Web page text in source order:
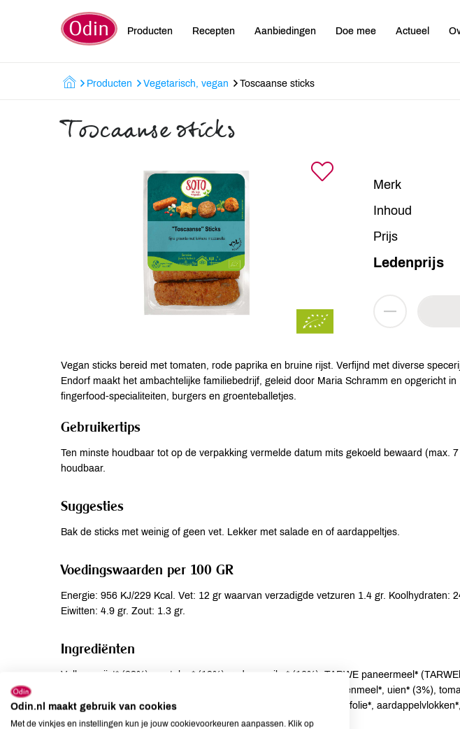
Producten Recepten Aanbiedingen Doe mee Actueel
Producten Vegetarisch, vegan Toscaanse sticks
Toscaanse sticks
Merk
Inhoud
Prijs
Ledenprijs
Vegan sticks bereid met tomaten, rode paprika en bruine rijst. Verfijnd met diverse
Endorf maakt het ambachtelijke familiebedrijf, geleid door Maria Schramm en opgericht
fingerfood-specialiteiten, burgers en groenteballetjes.
Gebruikertips
Ten minste houdbaar tot op de verpakking vermelde datum mits gekoeld bewaard (max.
houdbaar.
Suggesties
Bak de sticks met weinig of geen vet. Lekker met salade en of aardappeltjes.
Voedingswaarden per 100 GR
Energie: 956 KJ/229 Kcal. Vet: 12 gr waarvan verzadigde vetzuren 1.4 gr. Koolhydraten:
Eiwitten: 4.9 gr. Zout: 1.3 gr.
Ingrediënten
Volkorenrijst* (23%), wortelen* (19%), rode paprika* (16%), TARWE paneermeel*
TOFU* (water, SOJAbonen*, stollingsmiddel: nigari), SPELTvlokkenmeel*, uien* (3%),
(2%), zonnebloemolie*, tapiocazetmeel*, tomatenpuree* (1%), olijfolie*,
Odin.nl maakt gebruik van cookies
Met de vinkjes en instellingen kun je jouw cookievoorkeuren aanpassen. Klik op